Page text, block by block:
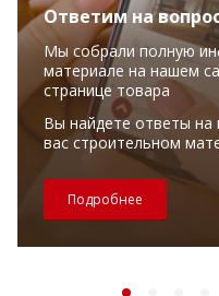
Ответим на
Мы собрали полную
материале на нашем
странице товара
Вы найдете ответы
вас строительном
Подробнее